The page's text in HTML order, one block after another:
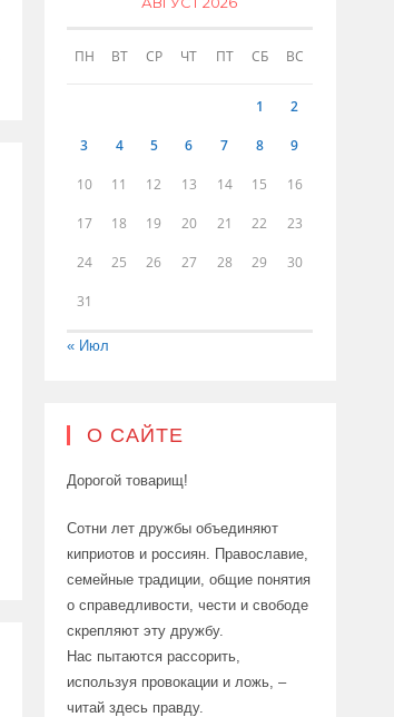
ПН ВТ СР ЧТ ПТ СБ ВС
1 2
3 4 5 6 7 8 9
10 11 12 13 14 15 16
17 18 19 20 21 22 23
24 25 26 27 28 29 30
31
« Июл
О САЙТЕ
Дорогой товарищ!
Сотни лет дружбы объединяют
киприотов и россиян. Православие,
семейные традиции, общие понятия
о справедливости, чести и свободе
скрепляют эту дружбу.
Нас пытаются рассорить,
используя провокации и ложь, –
читай здесь правду.